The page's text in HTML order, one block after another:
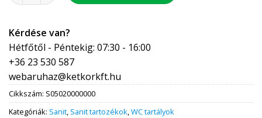
Kérdése van?
Hétfőtől - Péntekig: 07:30 - 16:00
+36 23 530 587
webaruhaz@ketkorkft.hu
Cikkszám: S05020000000
Kategóriák: Sanit, Sanit tartozékok,WC tartályok